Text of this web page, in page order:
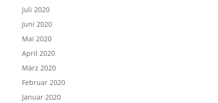
Juli 2020
Juni 2020
Mai 2020
April 2020
März 2020
Februar 2020
Januar 2020